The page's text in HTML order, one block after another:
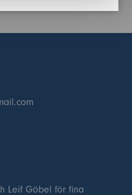
Leif Göbel för fina